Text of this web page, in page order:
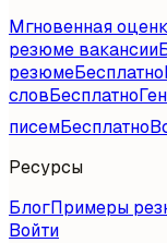
Мгновенная
резюме вакансии
резюмеБесплатно
словБесплатно
писемБесплатно
Ресурсы
БлогПримеры
Войти